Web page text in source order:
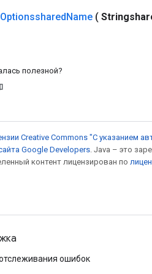
OptionssharedName (
полезной?
Creative Commons "С указанием
Google Developers . Java – это
контент лицензирован по
ошибок